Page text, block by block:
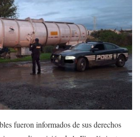
fueron informados de sus derechos